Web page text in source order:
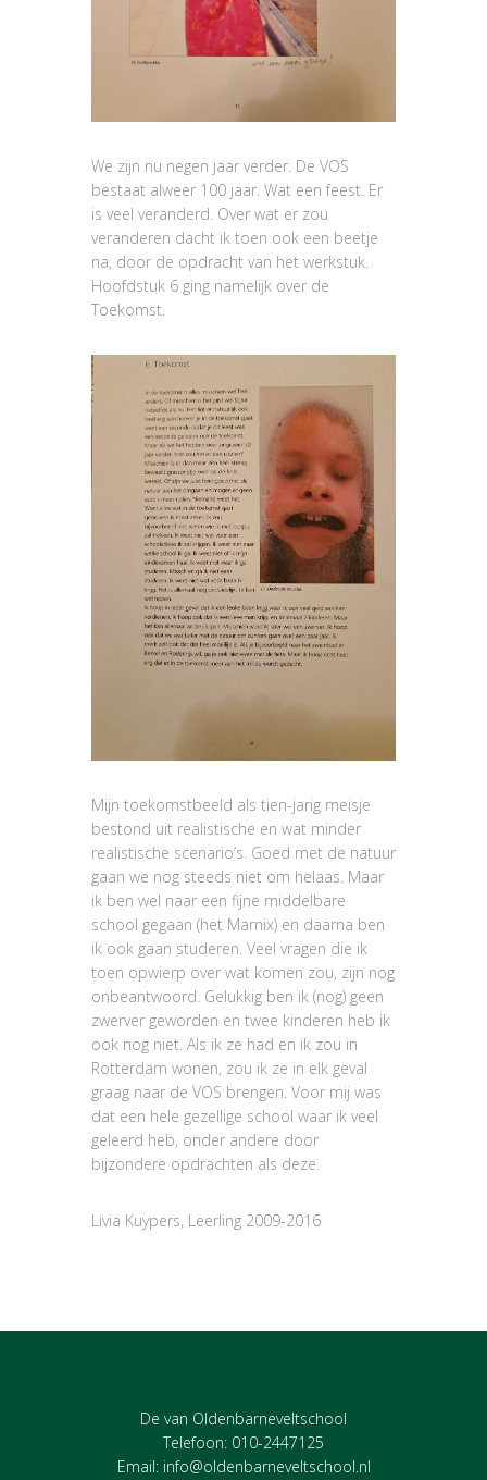
We zijn nu negen jaar verder. De VOS
bestaat alweer 100 jaar. Wat een feest. Er
is veel veranderd. Over wat er zou
veranderen dacht ik toen ook een beetje
na, door de opdracht van het werkstuk.
Hoofdstuk 6 ging namelijk over de
Toekomst.
Mijn toekomstbeeld als tien-jarig meisje
bestond uit realistische en wat minder
realistische scenario’s. Goed met de natuur
gaan we nog steeds niet om helaas. Maar
ik ben wel naar een fijne middelbare
school gegaan (het Marnix) en daarna ben
ik ook gaan studeren. Veel vragen die ik
toen opwierp over wat komen zou, zijn nog
onbeantwoord. Gelukkig ben ik (nog) geen
zwerver geworden en twee kinderen heb ik
ook nog niet. Als ik ze had en ik zou in
Rotterdam wonen, zou ik ze in elk geval
graag naar de VOS brengen. Voor mij was
dat een hele gezellige school waar ik veel
geleerd heb, onder andere door
bijzondere opdrachten als deze.
Livia Kuypers, Leerling 2009-2016
De van Oldenbarneveltschool
Telefoon: 010-2447125
Email: info@oldenbarneveltschool.nl